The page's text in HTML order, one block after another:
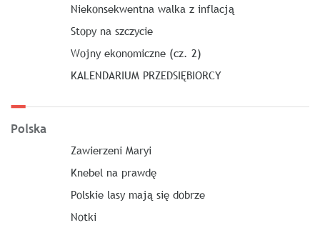
Niekonsekwentna walka z inflacją
Stopy na szczycie
Wojny ekonomiczne (cz. 2)
KALENDARIUM PRZEDSIĘBIORCY
Polska
Zawierzeni Maryi
Knebel na prawdę
Polskie lasy mają się dobrze
Notki